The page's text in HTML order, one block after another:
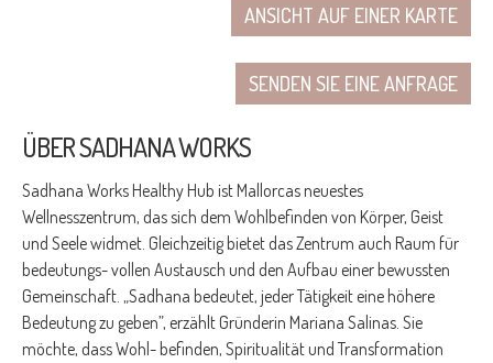
ANSICHT AUF EINER KARTE
SENDEN SIE EINE ANFRAGE
ÜBER SADHANA WORKS
Sadhana Works Healthy Hub ist Mallorcas neuestes
Wellnesszentrum, das sich dem Wohlbefinden von Körper, Geist
und Seele widmet. Gleichzeitig bietet das Zentrum auch Raum für
bedeutungs- vollen Austausch und den Aufbau einer bewussten
Gemeinschaft. „Sadhana bedeutet, jeder Tätigkeit eine höhere
Bedeutung zu geben”, erzählt Gründerin Mariana Salinas. Sie
möchte, dass Wohl- befinden, Spiritualität und Transformation